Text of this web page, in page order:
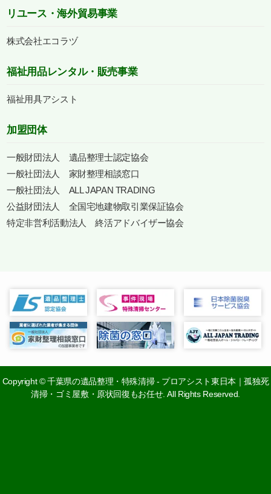
リユース・海外貿易事業
株式会社エコラヅ
福祉用品レンタル・販売事業
福祉用具アシスト
加盟団体
一般財団法人 遺品整理士認定協会
一般社団法人 家財整理相談窓口
一般社団法人 ALL JAPAN TRADING
公益財団法人 全国宅地建物取引業保証協会
特定非営利活動法人 終活アドバイザー協会
Copyright©千葉県の遺品整理・特殊清掃 - プロアシスト東日本｜孤独死
清掃・ゴミ屋敷・原状回復もお任せ. All Rights Reserved.